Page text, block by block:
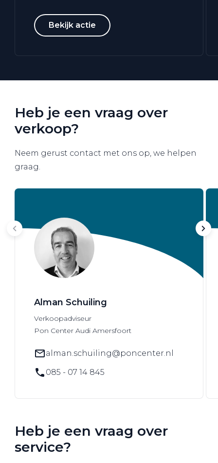
Bekijk actie
Heb je een vraag over
verkoop?
Neem gerust contact met ons op, we helpen
graag.
Alman Schuiling
Verkoopadviseur
Pon Center Audi Amersfoort
alman.schuiling@poncenter.nl
085 - 07 14 845
Heb je een vraag over
service?